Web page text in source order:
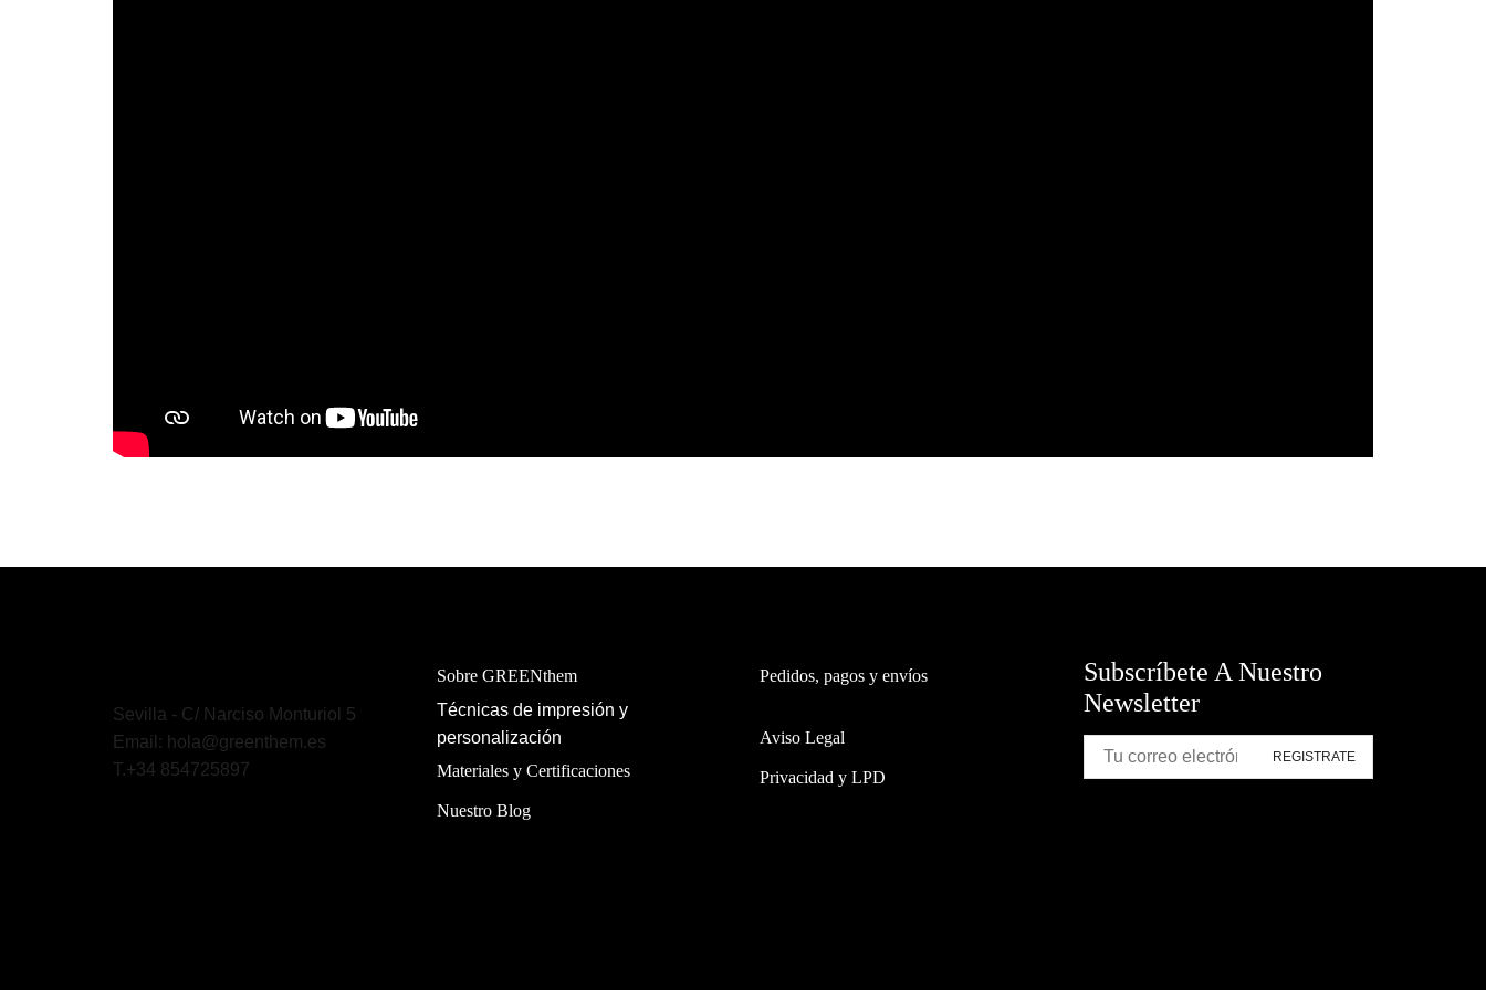
Sevilla - C/ Narciso Monturiol 5
Email: hola@greenthem.es
T.+34 854725897
Sobre GREENthem
Técnicas de impresión y
personalización
Materiales y Certificaciones
Nuestro Blog
Pedidos, pagos y envíos
Aviso Legal
Privacidad y LPD
Subscríbete A Nuestro
Newsletter